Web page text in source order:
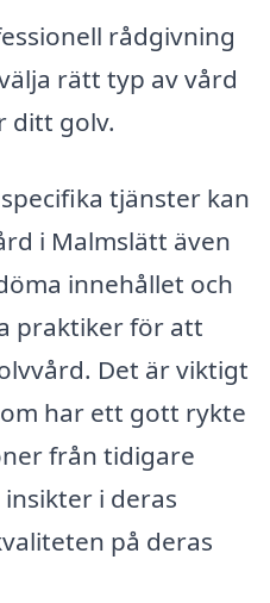
rådgivning
rätt typ av vård
ditt golv.
tjänster kan
i Malmslätt även
innehållet och
praktiker för att
Det är viktigt
har ett gott rykte
från tidigare
i deras
på deras